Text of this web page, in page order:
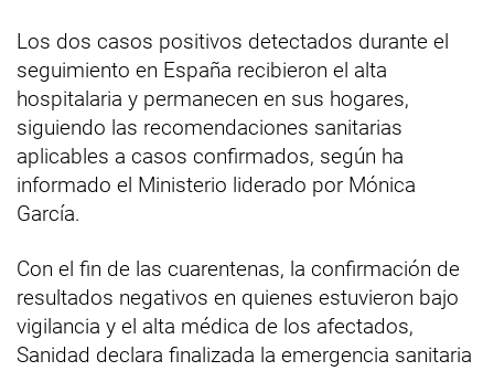
Los dos casos positivos detectados durante el
seguimiento en España recibieron el alta
hospitalaria y permanecen en sus hogares,
siguiendo las recomendaciones sanitarias
aplicables a casos confirmados, según ha
informado el Ministerio liderado por Mónica
García.
Con el fin de las cuarentenas, la confirmación de
resultados negativos en quienes estuvieron bajo
vigilancia y el alta médica de los afectados,
Sanidad declara finalizada la emergencia sanitaria